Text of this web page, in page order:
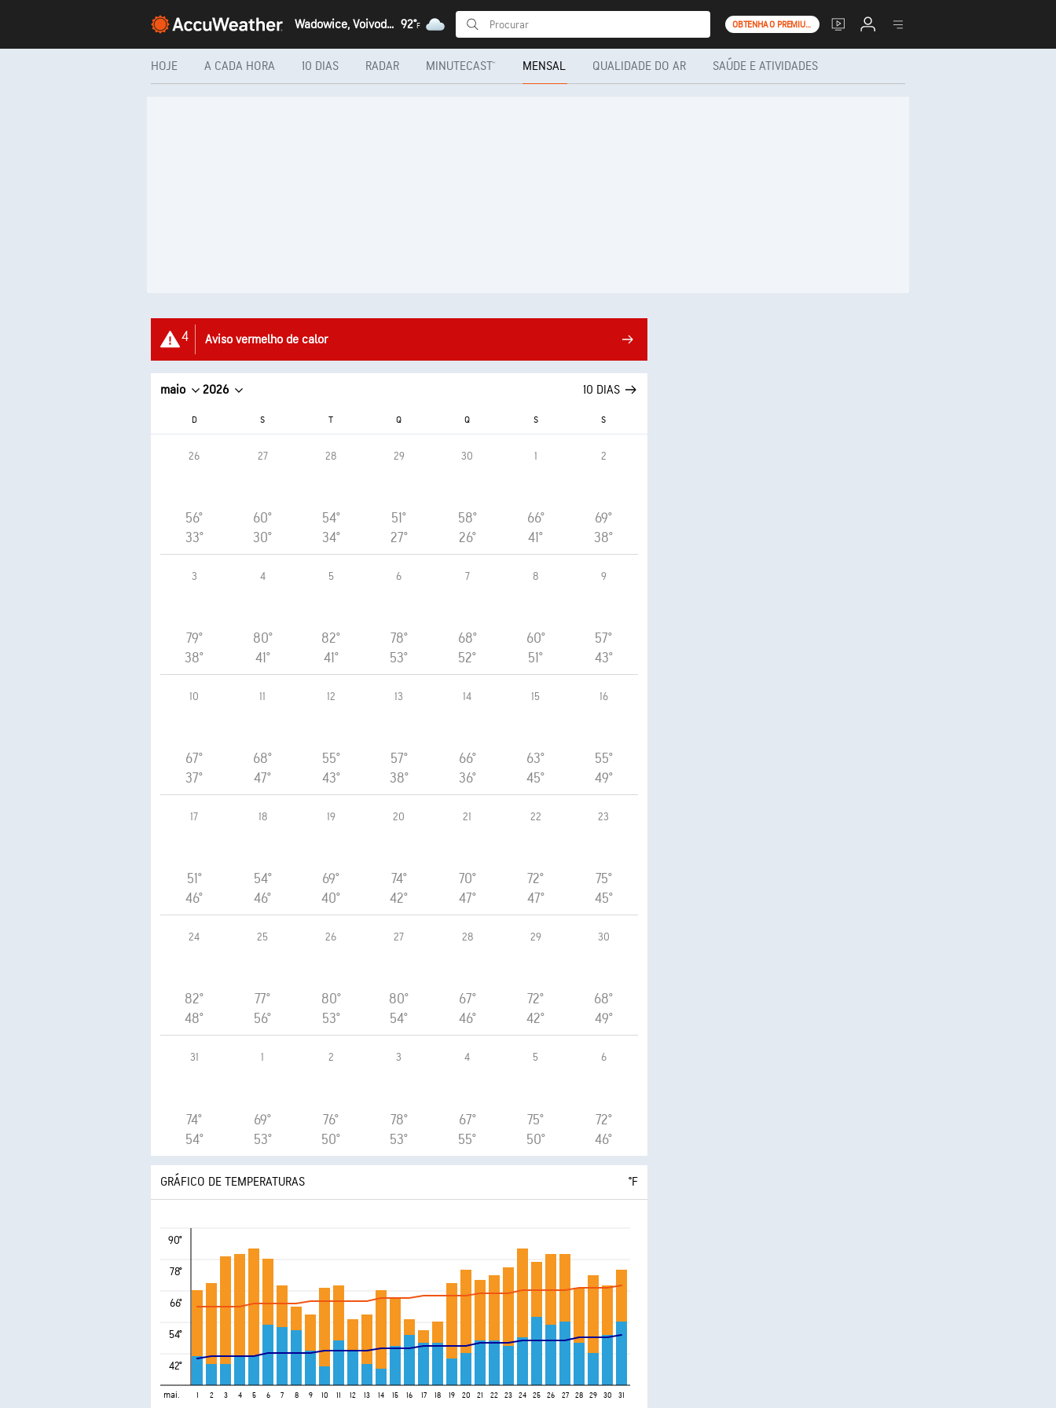
Wadowice, Voivodia da Pequena Polónia 92°F OBTENHA O PREMIUM+
HOJE A CADA HORA 10 DIAS RADAR MINUTECAST® MENSAL QUALIDADE DO AR SAÚDE E ATIVIDADES
4 Aviso vermelho de calor
maio 2026 10 DIAS
D S T Q Q S S
26
56°
33°
27
60°
30°
28
54°
34°
29
51°
27°
30
58°
26°
1
66°
41°
2
69°
38°
3
79°
38°
4
80°
41°
5
82°
41°
6
78°
53°
7
68°
52°
8
60°
51°
9
57°
43°
10
67°
37°
11
68°
47°
12
55°
43°
13
57°
38°
14
66°
36°
15
63°
45°
16
55°
49°
17
51°
46°
18
54°
46°
19
69°
40°
20
74°
42°
21
70°
47°
22
72°
47°
23
75°
45°
24
82°
48°
25
77°
56°
26
80°
53°
27
80°
54°
28
67°
46°
29
72°
42°
30
68°
49°
31
74°
54°
1
69°
53°
2
76°
50°
3
78°
53°
4
67°
55°
5
75°
50°
6
72°
46°
GRÁFICO DE TEMPERATURAS °F
90°
78°
66°
54°
42°
mai. 1 2 3 4 5 6 7 8 9 10 11 12 13 14 15 16 17 18 19 20 21 22 23 24 25 26 27 28 29 30 31